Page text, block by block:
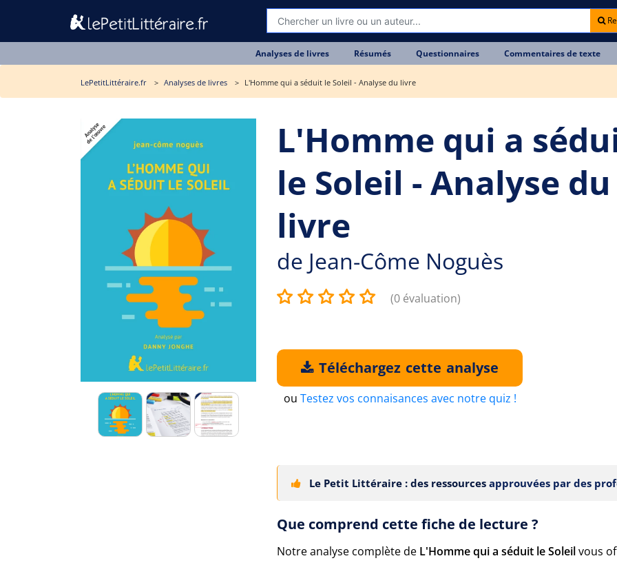
Analyses de livres Résumés Questionnaires Commentaires de texte
LePetitLittéraire.fr Analyses de livres L'Homme qui a séduit le Soleil - Analyse du livre
L'Homme qui a
le Soleil - Analyse du
livre
de Jean-Côme Noguès
(0 évaluation)
Téléchargez cette analyse
ou Testez vos connaisances avec notre quiz !
Le Petit Littéraire : des ressources approuvées par des
Que comprend cette fiche de lecture ?
Notre analyse complète de L'Homme qui a séduit le Soleilvous